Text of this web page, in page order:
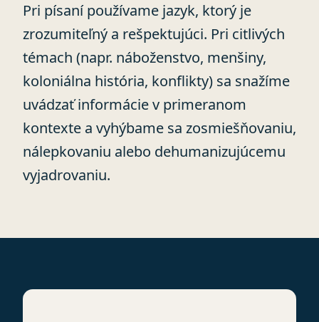
Pri písaní používame jazyk, ktorý je
zrozumiteľný a rešpektujúci. Pri citlivých
témach (napr. náboženstvo, menšiny,
koloniálna história, konflikty) sa snažíme
uvádzať informácie v primeranom
kontexte a vyhýbame sa zosmiešňovaniu,
nálepkovaniu alebo dehumanizujúcemu
vyjadrovaniu.